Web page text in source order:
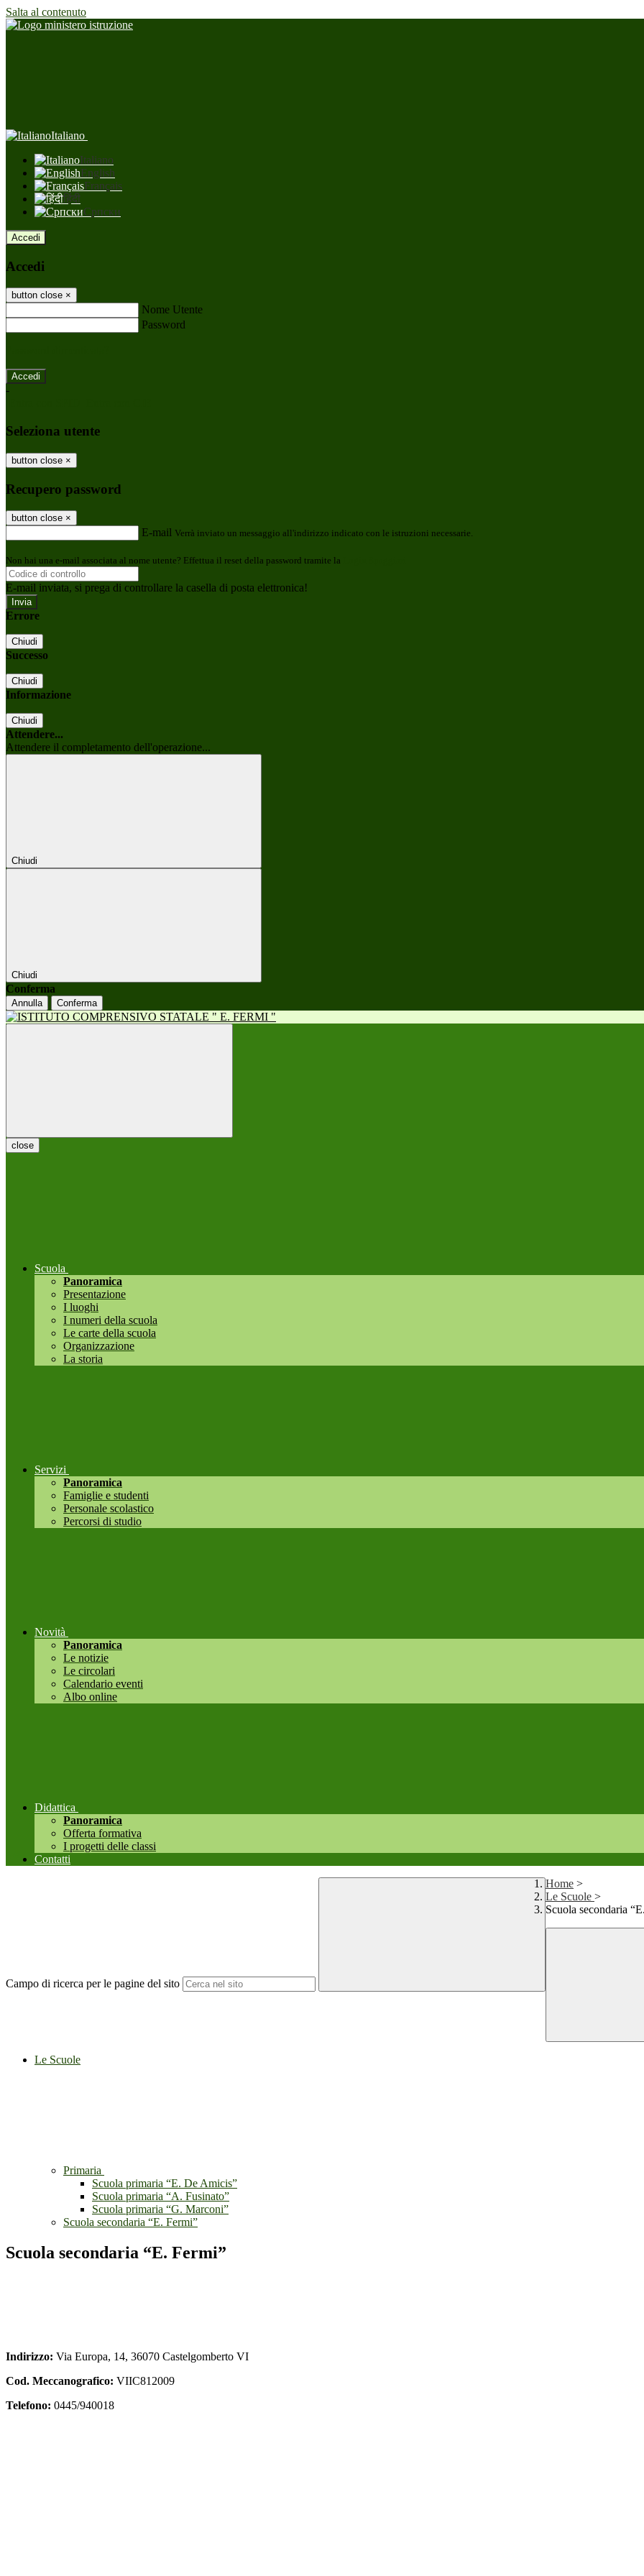
Salta al contenuto
Italiano
Italiano
English
Français
हिंदी
Српски
Accedi
Accedi
button close ×
Nome Utente
Password
-
Seleziona utente
button close ×
Recupero password
button close ×
E-mail Verrà inviato un messaggio all'indirizzo indicato con le istruzioni necessarie.
Non hai una e-mail associata al nome utente? Effettua il reset della password tramite la
E-mail inviata, si prega di controllare la casella di posta elettronica!
Errore
Chiudi
Successo
Chiudi
Informazione
Chiudi
Attendere...
Attendere il completamento dell'operazione...
Chiudi
Chiudi
Conferma
Annulla Conferma
close
Scuola
Panoramica
Presentazione
I luoghi
I numeri della scuola
Le carte della scuola
Organizzazione
La storia
Servizi
Panoramica
Famiglie e studenti
Personale scolastico
Percorsi di studio
Novità
Panoramica
Le notizie
Le circolari
Calendario eventi
Albo online
Didattica
Panoramica
Offerta formativa
I progetti delle classi
Contatti
Campo di ricerca per le pagine del sito
Home >
Le Scuole >
Scuola secondaria
Le Scuole
Primaria
Scuola primaria “E. De Amicis”
Scuola primaria “A. Fusinato”
Scuola primaria “G. Marconi”
Scuola secondaria “E. Fermi”
Scuola secondaria “E. Fermi”
Indirizzo: Via Europa, 14, 36070 Castelgomberto VI
Cod. Meccanografico: VIIC812009
Telefono: 0445/940018